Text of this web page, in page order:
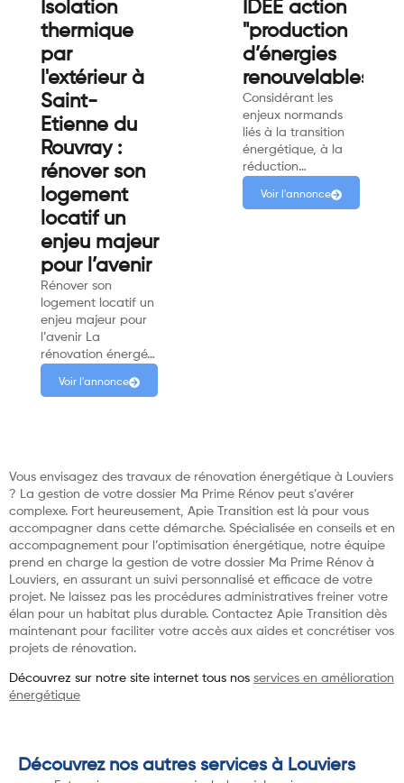
Isolation
thermique
par
l'extérieur à
Saint-
Etienne du
Rouvray :
rénover son
logement
locatif un
enjeu majeur
pour l’avenir
Rénover son
logement locatif un
enjeu majeur pour
l’avenir La
rénovation énergé…
Voir l'annonce
IDEE action
"production
d’énergies
renouvelables"
Considérant les
enjeux normands
liés à la transition
énergétique, à la
réduction…
Voir l'annonce
Vous envisagez des travaux de rénovation énergétique à Louviers
? La gestion de votre dossier Ma Prime Rénov peut s’avérer
complexe. Fort heureusement, Apie Transition est là pour vous
accompagner dans cette démarche. Spécialisée en conseils et en
accompagnement pour l’optimisation énergétique, notre équipe
prend en charge la gestion de votre dossier Ma Prime Rénov à
Louviers, en assurant un suivi personnalisé et efficace de votre
projet. Ne laissez pas les procédures administratives freiner votre
élan pour un habitat plus durable. Contactez Apie Transition dès
maintenant pour faciliter votre accès aux aides et concrétiser vos
projets de rénovation.
Découvrez sur notre site internet tous nos services en amélioration
énergétique
Découvrez nos autres services à Louviers